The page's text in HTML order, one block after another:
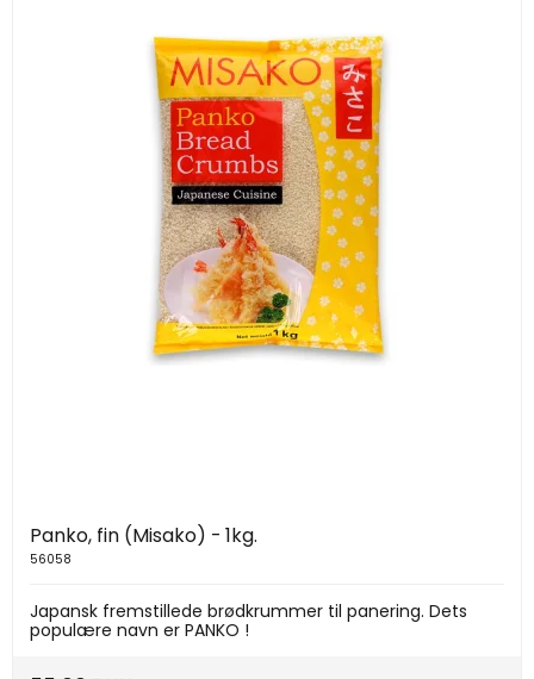
Panko, fin (Misako) - 1kg.
56058
Japansk fremstillede brødkrummer til panering. Dets
populære navn er PANKO !